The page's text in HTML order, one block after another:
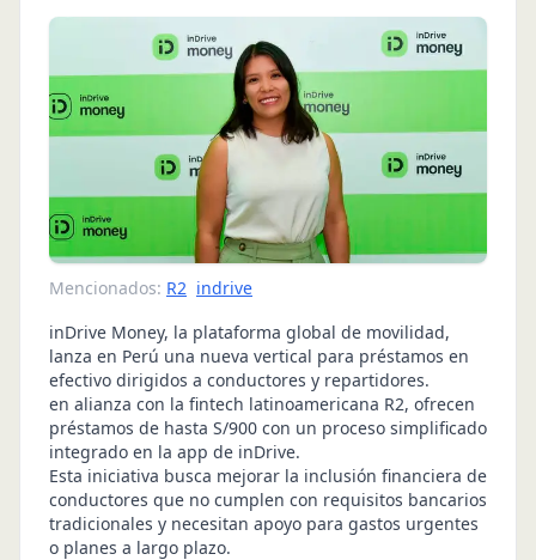
Mencionados: R2 indrive
inDrive Money, la plataforma global de movilidad,
lanza en Perú una nueva vertical para préstamos en
efectivo dirigidos a conductores y repartidores.
en alianza con la fintech latinoamericana R2, ofrecen
préstamos de hasta S/900 con un proceso simplificado
integrado en la app de inDrive.
Esta iniciativa busca mejorar la inclusión financiera de
conductores que no cumplen con requisitos bancarios
tradicionales y necesitan apoyo para gastos urgentes
o planes a largo plazo.